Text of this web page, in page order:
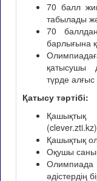
70 балл
табылады
70
барлығына
қатысушы
түрде алғыс
Қатысу тәртібі:
Қашықтық
Қашықтық
Оқушы
әдістердің